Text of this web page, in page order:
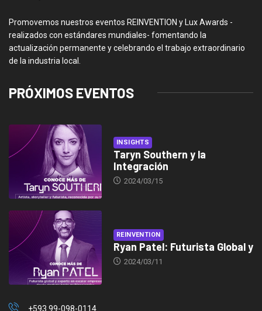
Promovemos nuestros eventos REINVENTION y Lux Awards -
realizados con estándares mundiales- fomentando la
actualización permanente y celebrando el trabajo extraordinario
de la industria local.
PRÓXIMOS EVENTOS
INSIGHTS
Taryn Southern y la
Integración
2024/03/15
REINVENTION
Ryan Patel: Futurista Global y
2024/03/11
+593 99-098-0114